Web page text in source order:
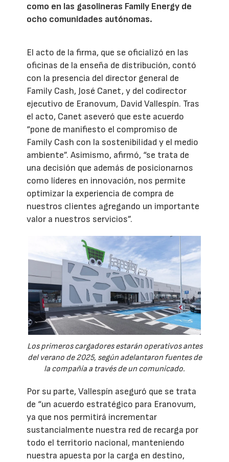
como en las gasolineras Family Energy de
ocho comunidades autónomas.
El acto de la firma, que se oficializó en las
oficinas de la enseña de distribución, contó
con la presencia del director general de
Family Cash, José Canet, y del codirector
ejecutivo de Eranovum, David Vallespín. Tras
el acto, Canet aseveró que este acuerdo
“pone de manifiesto el compromiso de
Family Cash con la sostenibilidad y el medio
ambiente”. Asimismo, afirmó, “se trata de
una decisión que además de posicionarnos
como líderes en innovación, nos permite
optimizar la experiencia de compra de
nuestros clientes agregando un importante
valor a nuestros servicios”.
Los primeros cargadores estarán operativos antes
del verano de 2025, según adelantaron fuentes de
la compañía a través de un comunicado.
Por su parte, Vallespín aseguró que se trata
de “un acuerdo estratégico para Eranovum,
ya que nos permitirá incrementar
sustancialmente nuestra red de recarga por
todo el territorio nacional, manteniendo
nuestra apuesta por la carga en destino,